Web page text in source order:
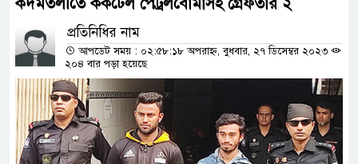
প্রতিনিধির নাম
আপডেট সময় : ০২:৫৮:১৮ অপরাহ্ন, বুধবার, ২৭ ডিসেম্বর ২০২৩
২০৪ বার পড়া হয়েছে